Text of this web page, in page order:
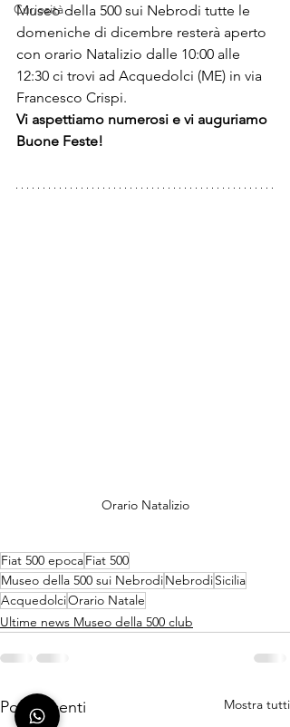
Curiosità
Museo della 500 sui Nebrodi tutte le
domeniche di dicembre resterà aperto
con orario Natalizio dalle 10:00 alle
12:30 ci trovi ad Acquedolci (ME) in via
Francesco Crispi.
Vi aspettiamo numerosi e vi auguriamo
Buone Feste!
Orario Natalizio
Fiat 500 epocaFiat 500
Museo della 500 sui NebrodiNebrodiSicilia
AcquedolciOrario Natale
Ultime news Museo della 500 club
Post recenti Mostra tutti